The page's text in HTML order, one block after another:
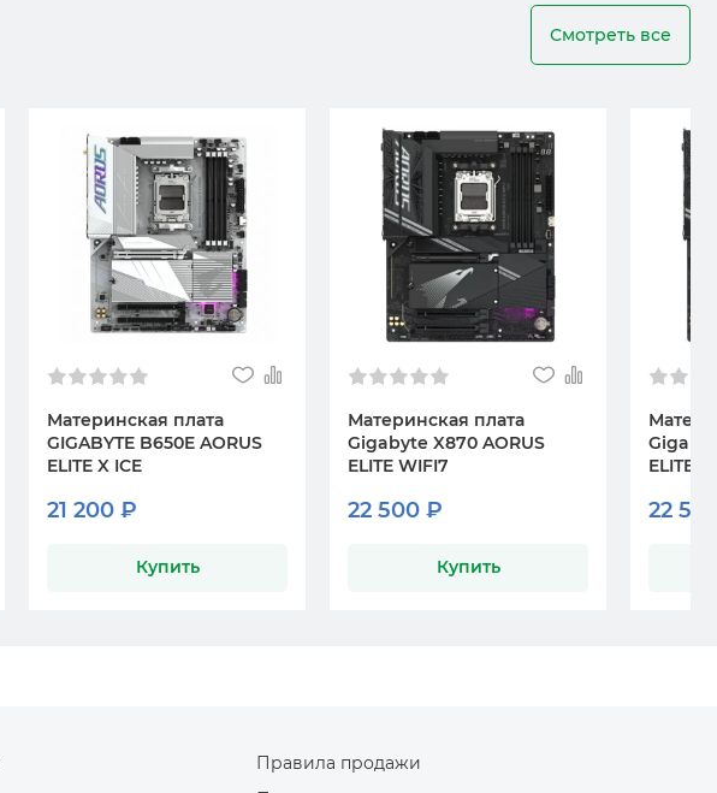
Смотреть все
Материнская плата
GIGABYTE B650E AORUS
ELITE X ICE
21 200 ₽
Купить
Материнская плата
Gigabyte X870 AORUS
ELITE WIFI7
22 500 ₽
Купить
ELITE
22
Правила продажи